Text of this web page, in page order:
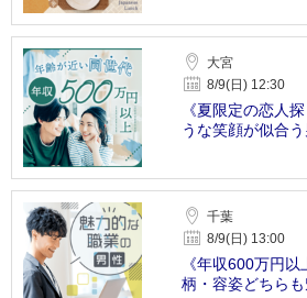
大宮
8/9(日) 12:30
《夏限定の恋人
うな笑顔が似合
千葉
8/9(日) 13:00
《年収600万円
柄・容姿どちら